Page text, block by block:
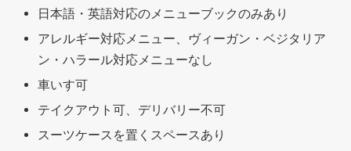
日本語・英語対応のメニューブックのみあり
アレルギー対応メニュー、ヴィーガン・ベジタリア
ン・ハラール対応メニューなし
車いす可
テイクアウト可、デリバリー不可
スーツケースを置くスペースあり